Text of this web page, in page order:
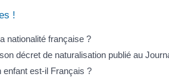
!
nationalité française ?
décret de naturalisation publié au
enfant est-il Français ?